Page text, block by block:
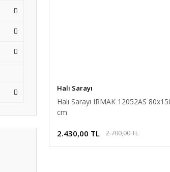
Halı Sarayı
Halı Sarayı IRMAK 12052AS
cm
2.430,00 TL 2.700,00 TL